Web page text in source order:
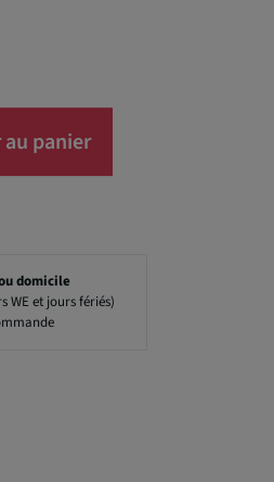
panier
domicile
WE et jours fériés)